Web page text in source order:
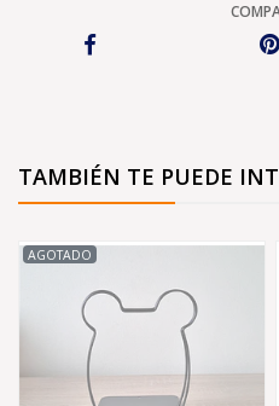
TAMBIÉN TE PUEDE
AGOTADO